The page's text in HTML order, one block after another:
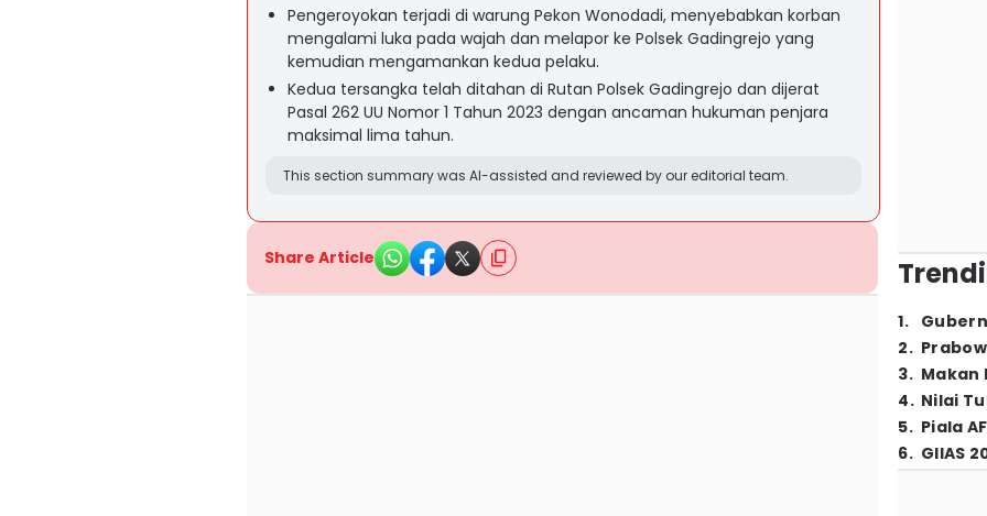
Pengeroyokan terjadi di warung Pekon Wonodadi, menyebabkan korban
mengalami luka pada wajah dan melapor ke Polsek Gadingrejo yang
kemudian mengamankan kedua pelaku.
Kedua tersangka telah ditahan di Rutan Polsek Gadingrejo dan dijerat
Pasal 262 UU Nomor 1 Tahun 2023 dengan ancaman hukuman penjara
maksimal lima tahun.
This section summary was AI-assisted and reviewed by our editorial team.
Share Article
1.
2.
3. Makan
4. Nilai
5. Piala
6. GIIAS